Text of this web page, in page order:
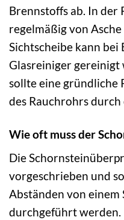
Brennstoffs ab. In der
regelmäßig von
Sichtscheibe kann bei
Glasreiniger gereinigt
sollte eine gründliche
des Rauchrohrs
Wie oft muss der
Die
vorgeschrieben und
Abständen von
durchgeführt